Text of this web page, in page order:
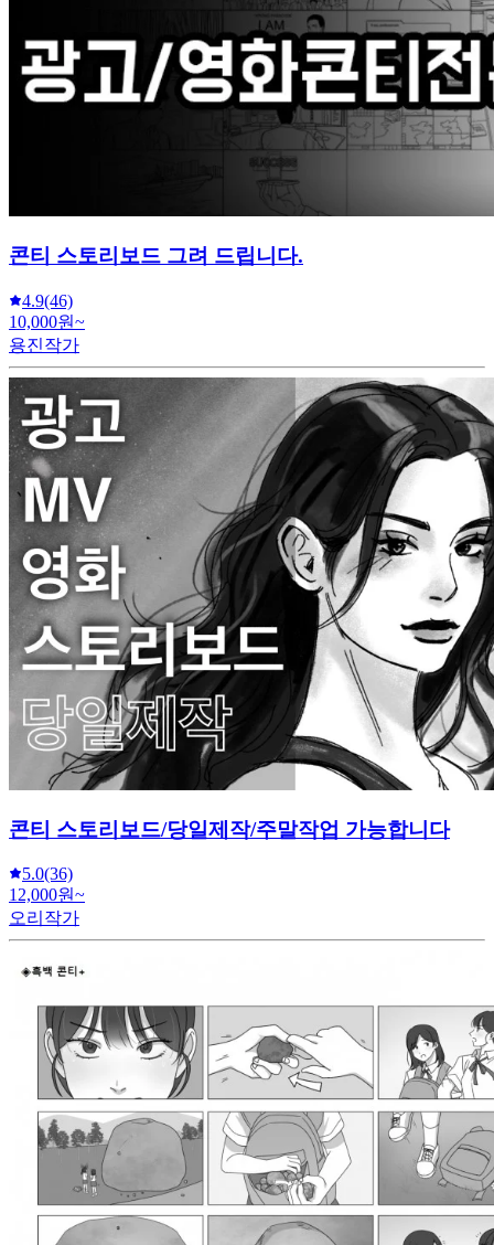
콘티 스토리보드 그려 드립니다.
4.9(46)
10,000원~
용진작가
콘티 스토리보드/당일제작/주말작업 가능합니다
5.0(36)
12,000원~
오리작가